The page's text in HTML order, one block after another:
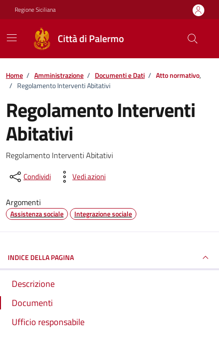
Vai ai contenuti
Vai al footer
Regione Siciliana
Città di Palermo
Home / Amministrazione / Documenti e Dati / Atto normativo,
/ Regolamento Interventi Abitativi
Regolamento Interventi
Abitativi
Dettagli del documento
Regolamento Interventi Abitativi
Condividi Vedi azioni
Argomenti
Assistenza sociale Integrazione sociale
INDICE DELLA PAGINA
Descrizione
Documenti
Ufficio responsabile